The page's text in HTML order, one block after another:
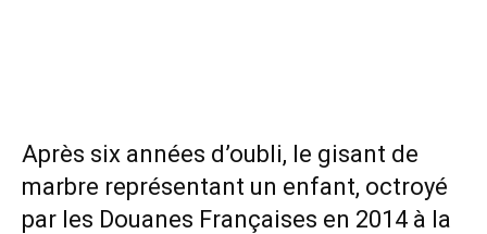
Après six années d’oubli, le gisant de
marbre représentant un enfant, octroyé
par les Douanes Françaises en 2014 à la